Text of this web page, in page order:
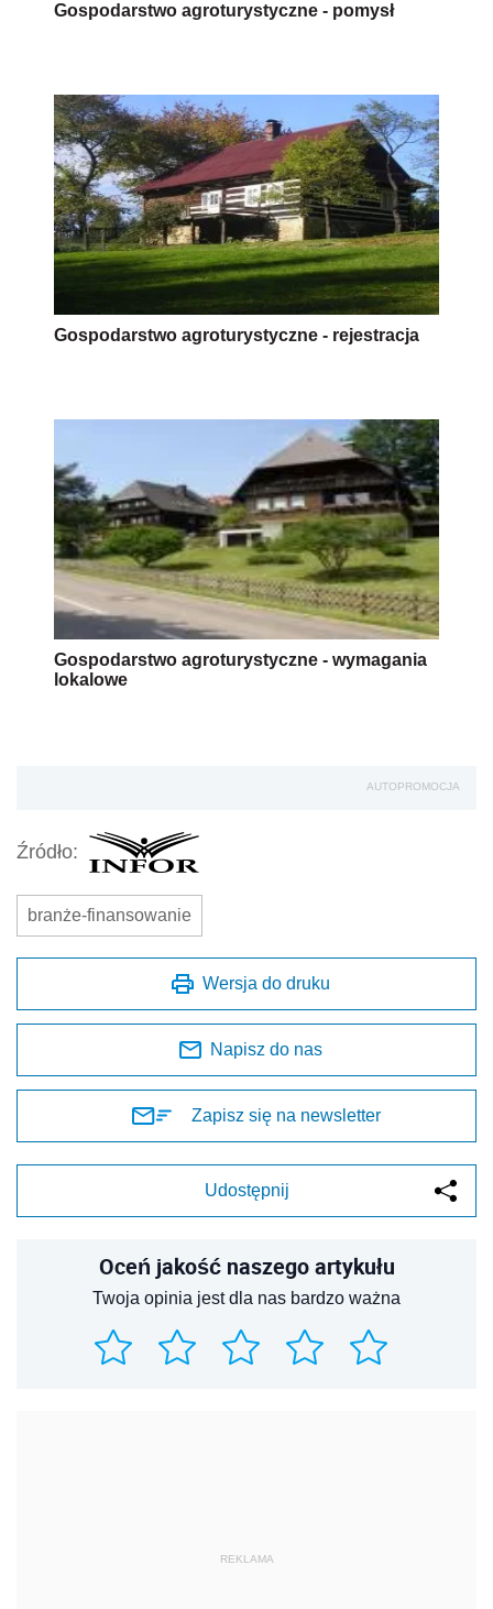
Gospodarstwo agroturystyczne - pomysł
Gospodarstwo agroturystyczne - rejestracja
Gospodarstwo agroturystyczne - wymagania
lokalowe
AUTOPROMOCJA
Źródło:
branże-finansowanie
Wersja do druku
Napisz do nas
Zapisz się na newsletter
Udostępnij
Oceń jakość naszego artykułu
Twoja opinia jest dla nas bardzo ważna
REKLAMA